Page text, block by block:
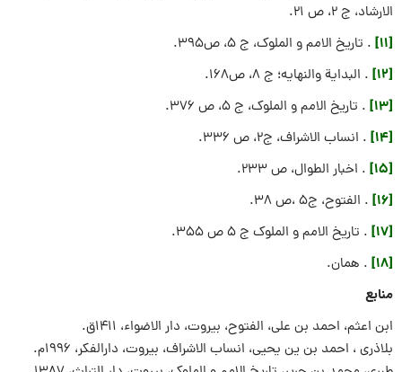
الارشاد، ج ۲، ص ۲۱.
[11] . تاريخ الامم و الملوک، ج ۵، ص۳۹۵.
[12] . البداية والنهايه؛ ج ۸، ص۱۶۸.
[13] . تاريخ الامم و الملوک، ج ۵، ص ۳۷۶.
[14] . انساب الاشراف، ج۲، ص ۳۳۶.
[15] . اخبار الطوال، ص 233.
[16] . الفتوح، ج5 ،ص 38.
[17] . تاريخ الامم و الملوک ج ۵ ص ۳۵۵.
[18] . همان.
منابع
ابن اعثم، احمد بن علی، الفتوح، بیروت، دار الاضواء، 1411ق.
بلاذری ، احمد بن ین یحیی، انساب الاشراف، بیروت، دارالفکر، 1996م.